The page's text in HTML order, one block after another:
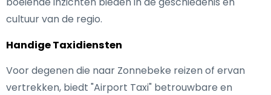
cultuur van de regio.
Handige Taxidiensten
Voor degenen die naar Zonnebeke reizen of ervan
vertrekken, biedt "Airport Taxi" betrouwbare en